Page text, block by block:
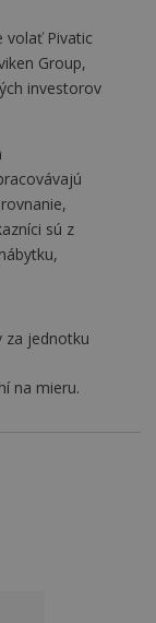
volať Pivatic
Group,
investorov
sú z
za jednotku
na mieru.